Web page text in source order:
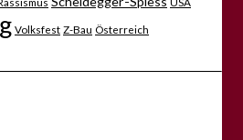
Volksfest Z-Bau Österreich